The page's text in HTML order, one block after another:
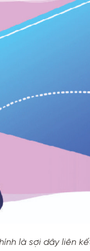
là sợi dây liên